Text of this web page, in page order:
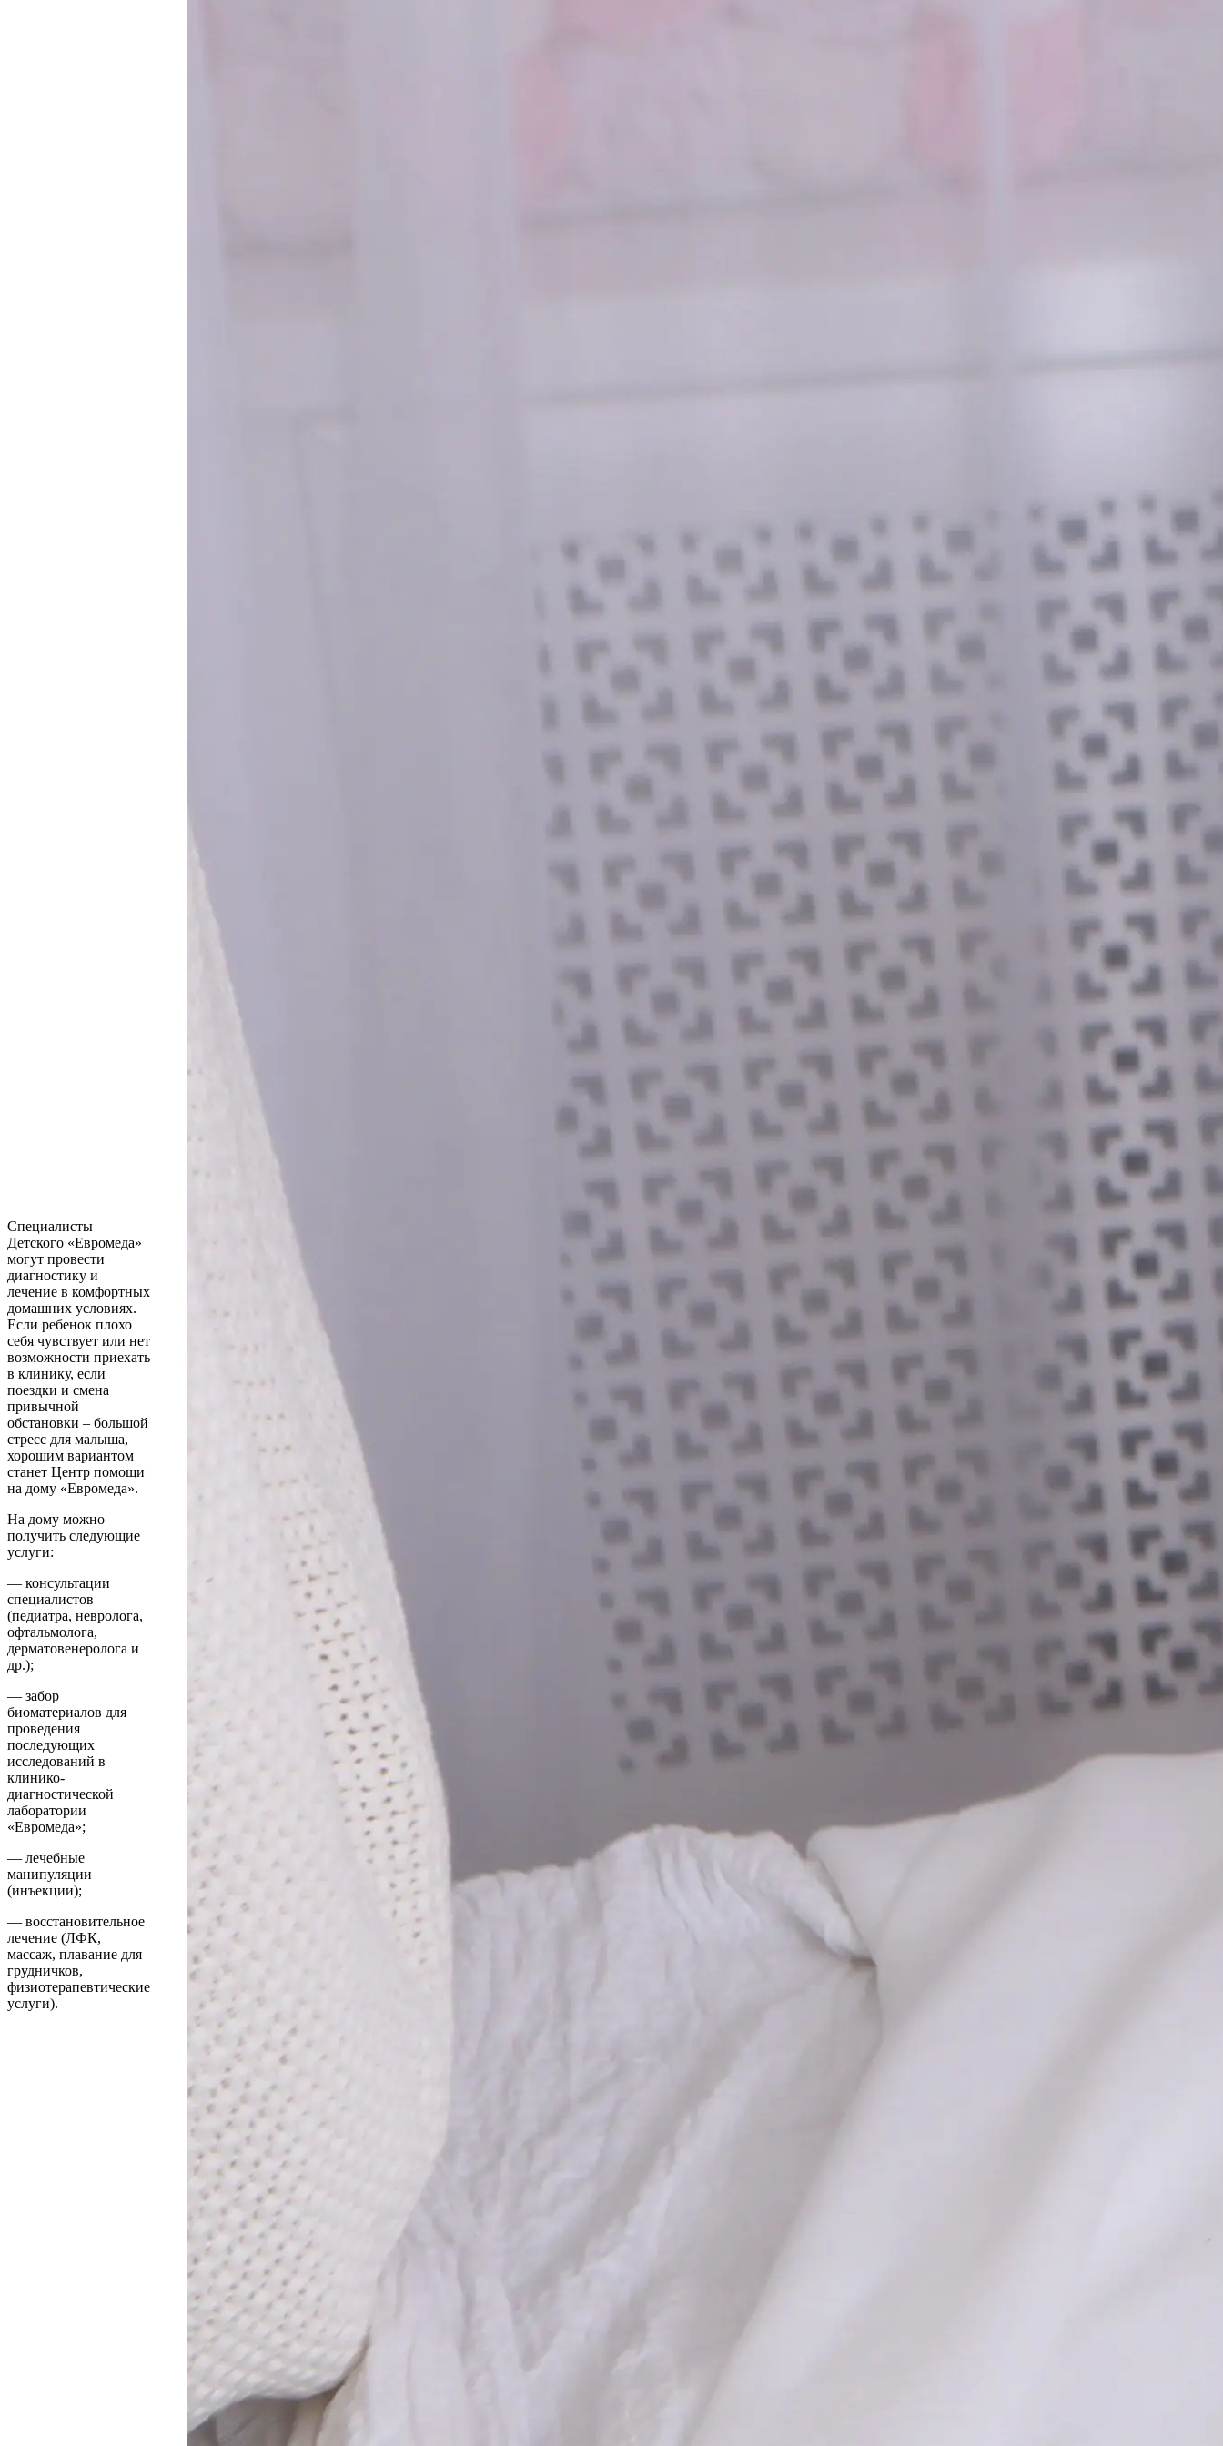
Специалисты
Детского «Евромеда»
могут провести
диагностику и
лечение в комфортных
домашних условиях.
Если ребенок плохо
себя чувствует или нет
возможности приехать
в клинику, если
поездки и смена
привычной
обстановки – большой
стресс для малыша,
хорошим вариантом
станет Центр помощи
на дому «Евромеда».
На дому можно
получить следующие
услуги:
— консультации
специалистов
(педиатра, невролога,
офтальмолога,
дерматовенеролога и
др.);
— забор
биоматериалов для
проведения
последующих
исследований в
клинико-
диагностической
лаборатории
«Евромеда»;
— лечебные
манипуляции
(инъекции);
— восстановительное
лечение (ЛФК,
массаж, плавание для
грудничков,
физиотерапевтические
услуги).